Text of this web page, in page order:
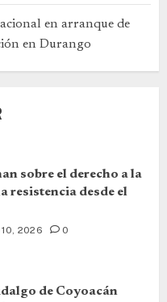
en arranque de
en Durango
sobre el derecho a la
resistencia desde el
10, 2026 0
de Coyoacán